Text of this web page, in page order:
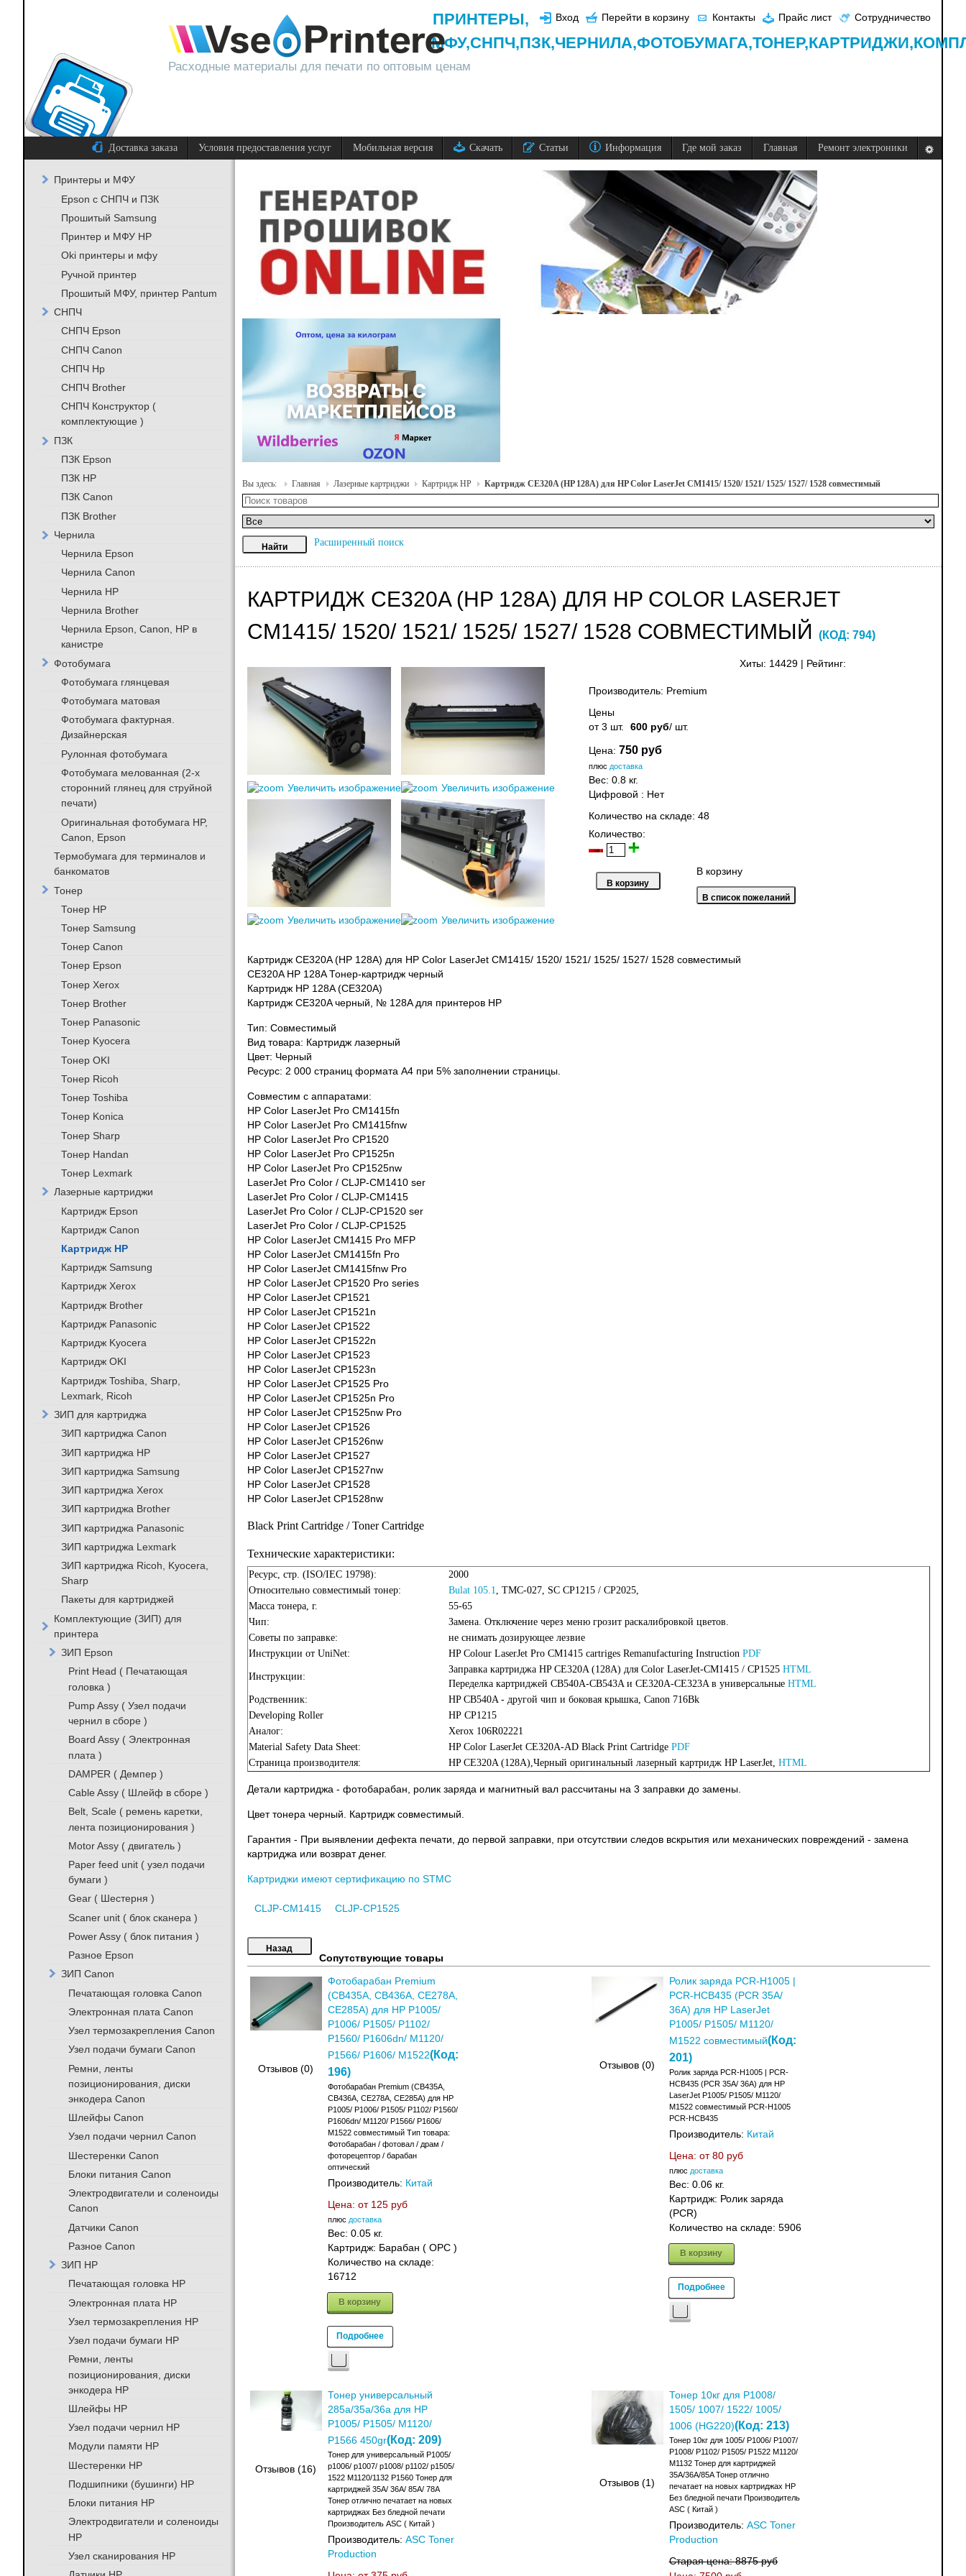
Расходные материалы для печати по оптовым ценам
Вход Перейти в корзину Контакты Прайс лист Сотрудничество
ПРИНТЕРЫ,
МФУ,СНПЧ,ПЗК,ЧЕРНИЛА,ФОТОБУМАГА,ТОНЕР,КАРТРИДЖИ,
Доставка заказа Условия предоставления услуг Мобильная версия Скачать Статьи Информация Где мой заказ Главная Ремонт электроники
Вы здесь: Главная Лазерные картриджи Картридж HP Картридж CE320A (HP 128A) для HP Color LaserJet CM1415/ 1520/ 1521/ 1525/ 1527/ 1528 совместимый
Расширенный поиск
КАРТРИДЖ CE320A (HP 128A) ДЛЯ HP COLOR LASERJET
CM1415/ 1520/ 1521/ 1525/ 1527/ 1528 СОВМЕСТИМЫЙ (КОД: 794)
Хиты: 14429 Рейтинг:
Увеличить изображение Увеличить изображение
Увеличить изображение Увеличить изображение
Производитель: Premium
Цены
от 3 шт.
600 руб/ шт.
Цена: 750 руб
плюс доставка
Вес: 0.8 кг.
Цифровой : Нет
Количество на складе: 48
Количество:
В корзину
Картридж CE320A (HP 128A) для HP Color LaserJet CM1415/ 1520/ 1521/ 1525/ 1527/ 1528 совместимый
CE320A HP 128A Тонер-картридж черный
Картридж HP 128A (CE320A)
Картридж CE320A черный, № 128A для принтеров HP
Тип: Совместимый
Вид товара: Картридж лазерный
Цвет: Черный
Ресурс: 2 000 страниц формата А4 при 5% заполнении страницы.
Совместим с аппаратами:
HP Color LaserJet Pro CM1415fn
HP Color LaserJet Pro CM1415fnw
HP Color LaserJet Pro CP1520
HP Color LaserJet Pro CP1525n
HP Color LaserJet Pro CP1525nw
LaserJet Pro Color / CLJP-CM1410 ser
LaserJet Pro Color / CLJP-CM1415
LaserJet Pro Color / CLJP-CP1520 ser
LaserJet Pro Color / CLJP-CP1525
HP Color LaserJet CM1415 Pro MFP
HP Color LaserJet CM1415fn Pro
HP Color LaserJet CM1415fnw Pro
HP Color LaserJet CP1520 Pro series
HP Color LaserJet CP1521
HP Color LaserJet CP1521n
HP Color LaserJet CP1522
HP Color LaserJet CP1522n
HP Color LaserJet CP1523
HP Color LaserJet CP1523n
HP Color LaserJet CP1525 Pro
HP Color LaserJet CP1525n Pro
HP Color LaserJet CP1525nw Pro
HP Color LaserJet CP1526
HP Color LaserJet CP1526nw
HP Color LaserJet CP1527
HP Color LaserJet CP1527nw
HP Color LaserJet CP1528
HP Color LaserJet CP1528nw
Black Print Cartridge / Toner Cartridge
Технические характеристики:
Ресурс, стр. (ISO/IEC 19798):
2000
Относительно совместимый тонер:
Bulat 105.1, TMC-027, SC CP1215 / CP2025,
Масса тонера, г.
55-65
Чип:
Замена. Отключение через меню грозит раскалибровкой цветов.
Советы по заправке:
не снимать дозирующее лезвие
Инструкции от UniNet:
HP Colour LaserJet Pro CM1415 cartriges Remanufacturing Instruction PDF
Инструкции:
Заправка картриджа HP CE320A (128A) для Color LaserJet-CM1415 / CP1525 HTML
Переделка картриджей CB540A-CB543A и CE320A-CE323A в универсальные HTML
Родственник:
HP CB540A - другой чип и боковая крышка, Canon 716Bk
Developing Roller
НР CP1215
Аналог:
Xerox 106R02221
Material Safety Data Sheet:
HP Color LaserJet CE320A-AD Black Print Cartridge PDF
Страница производителя:
HP CE320A (128A),Черный оригинальный лазерный картридж HP LaserJet, HTML
Детали картриджа - фотобарабан, ролик заряда и магнитный вал рассчитаны на 3 заправки до замены.
Цвет тонера черный. Картридж совместимый.
Гарантия - При выявлении дефекта печати, до первой заправки, при отсутствии следов вскрытия или механических повреждений - замена
картриджа или возврат денег.
Картриджи имеют сертификацию по STMC
CLJP-CM1415 CLJP-CP1525
Сопутствующие товары
Отзывов (0)
Фотобарабан Premium
(CB435A, CB436A, CE278A,
CE285A) для HP P1005/
P1006/ P1505/ P1102/
P1560/ P1606dn/ M1120/
P1566/ P1606/ M1522(Код:
196)
Фотобарабан Premium (CB435A,
CB436A, CE278A, CE285A) для HP
P1005/ P1006/ P1505/ P1102/ P1560/
P1606dn/ M1120/ P1566/ P1606/
M1522 совместимый Тип товара:
Фотобарабан / фотовал / драм /
фоторецептор / барабан
оптический
Производитель: Китай
Цена: от 125 руб
плюс доставка
Вес: 0.05 кг.
Картридж: Барабан ( OPC )
Количество на складе:
16712
В корзину
Подробнее
Отзывов (0)
Ролик заряда PCR-H1005 |
PCR-HCB435 (PCR 35A/
36A) для HP LaserJet
P1005/ P1505/ M1120/
M1522 совместимый(Код:
201)
Ролик заряда PCR-H1005 | PCR-
HCB435 (PCR 35A/ 36A) для HP
LaserJet P1005/ P1505/ M1120/
M1522 совместимый PCR-H1005
PCR-HCB435
Производитель: Китай
Цена: от 80 руб
плюс доставка
Вес: 0.06 кг.
Картридж: Ролик заряда
(PCR)
Количество на складе: 5906
В корзину
Подробнее
Отзывов (16)
Тонер универсальный
285a/35a/36a для HP
P1005/ P1505/ M1120/
P1566 450gr(Код: 209)
Тонер для универсальный P1005/
p1006/ p1007/ p1008/ p1102/ p1505/
1522 M1120/1132 P1560 Тонер для
картриджей 35A/ 36A/ 85A/ 78A
Тонер отлично печатает на новых
картриджах Без бледной печати
Производитель ASC ( Китай )
Производитель: ASC Toner
Production
Отзывов (1)
Тонер 10кг для P1008/
1505/ 1007/ 1522/ 1005/
1006 (HG220)(Код: 213)
Тонер 10кг для 1005/ P1006/ P1007/
P1008/ P1102/ P1505/ P1522 M1120/
M1132 Тонер для картриджей
35A/36A/85A Тонер отлично
печатает на новых картриджах HP
Без бледной печати Производитель
ASC ( Китай )
Производитель: ASC Toner
Production
Старая цена:8875 руб
Принтеры и МФУ
Epson с СНПЧ и ПЗК
Прошитый Samsung
Принтер и МФУ HP
Oki принтеры и мфу
Ручной принтер
Прошитый МФУ, принтер Pantum
СНПЧ
СНПЧ Epson
СНПЧ Canon
СНПЧ Hp
СНПЧ Brother
СНПЧ Конструктор (
комплектующие )
ПЗК
ПЗК Epson
ПЗК HP
ПЗК Canon
ПЗК Brother
Чернила
Чернила Epson
Чернила Canon
Чернила HP
Чернила Brother
Чернила Epson, Canon, HP в
канистре
Фотобумага
Фотобумага глянцевая
Фотобумага матовая
Фотобумага фактурная.
Дизайнерская
Рулонная фотобумага
Фотобумага мелованная (2-х
сторонний глянец для струйной
печати)
Оригинальная фотобумага HP,
Canon, Epson
Термобумага для терминалов и
банкоматов
Тонер
Тонер HP
Тонер Samsung
Тонер Canon
Тонер Epson
Тонер Xerox
Тонер Brother
Тонер Panasonic
Тонер Kyocera
Тонер OKI
Тонер Ricoh
Тонер Toshiba
Тонер Konica
Тонер Sharp
Тонер Handan
Тонер Lexmark
Лазерные картриджи
Картридж Epson
Картридж Canon
Картридж HP
Картридж Samsung
Картридж Xerox
Картридж Brother
Картридж Panasonic
Картридж Kyocera
Картридж OKI
Картридж Toshiba, Sharp,
Lexmark, Ricoh
ЗИП для картриджа
ЗИП картриджа Canon
ЗИП картриджа HP
ЗИП картриджа Samsung
ЗИП картриджа Xerox
ЗИП картриджа Brother
ЗИП картриджа Panasonic
ЗИП картриджа Lexmark
ЗИП картриджа Ricoh, Kyocera,
Sharp
Пакеты для картриджей
Комплектующие (ЗИП) для
принтера
ЗИП Epson
Print Head ( Печатающая
головка )
Pump Assy ( Узел подачи
чернил в сборе )
Board Assy ( Электронная
плата )
DAMPER ( Демпер )
Cable Assy ( Шлейф в сборе )
Belt, Scale ( ремень каретки,
лента позиционирования )
Motor Assy ( двигатель )
Paper feed unit ( узел подачи
бумаги )
Gear ( Шестерня )
Scaner unit ( блок сканера )
Power Assy ( блок питания )
Разное Epson
ЗИП Canon
Печатающая головка Canon
Электронная плата Canon
Узел термозакрепления Canon
Узел подачи бумаги Canon
Ремни, ленты
позиционирования, диски
энкодера Canon
Шлейфы Canon
Узел подачи чернил Canon
Шестеренки Canon
Блоки питания Canon
Электродвигатели и соленоиды
Canon
Датчики Canon
Разное Canon
ЗИП HP
Печатающая головка HP
Электронная плата HP
Узел термозакрепления HP
Узел подачи бумаги HP
Ремни, ленты
позиционирования, диски
энкодера HP
Шлейфы HP
Узел подачи чернил HP
Модули памяти HP
Шестеренки HP
Подшипники (бушинги) HP
Блоки питания HP
Электродвигатели и соленоиды
HP
Узел сканирования HP